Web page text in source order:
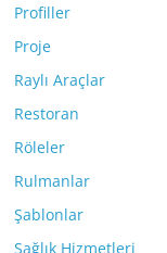
Profiller
Proje
Raylı Araçlar
Restoran
Röleler
Rulmanlar
Şablonlar
Sağlık Hizmetleri